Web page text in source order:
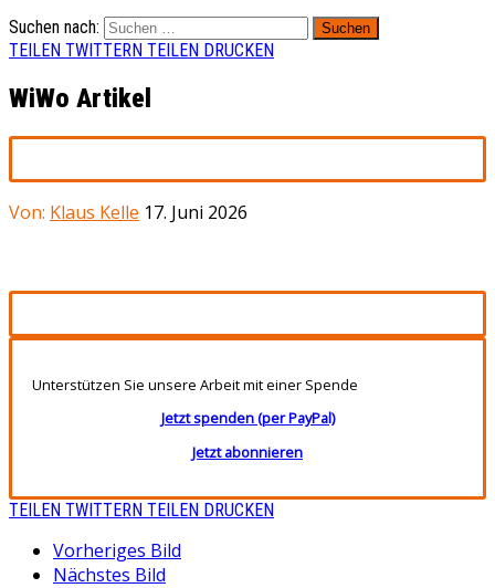
Suchen nach:
TEILEN TWITTERN TEILEN DRUCKEN
WiWo Artikel
Von: Klaus Kelle 17. Juni 2026
Unterstützen Sie unsere Arbeit mit einer Spende
Jetzt spenden (per PayPal)
Jetzt abonnieren
TEILEN TWITTERN TEILEN DRUCKEN
Vorheriges Bild
Nächstes Bild